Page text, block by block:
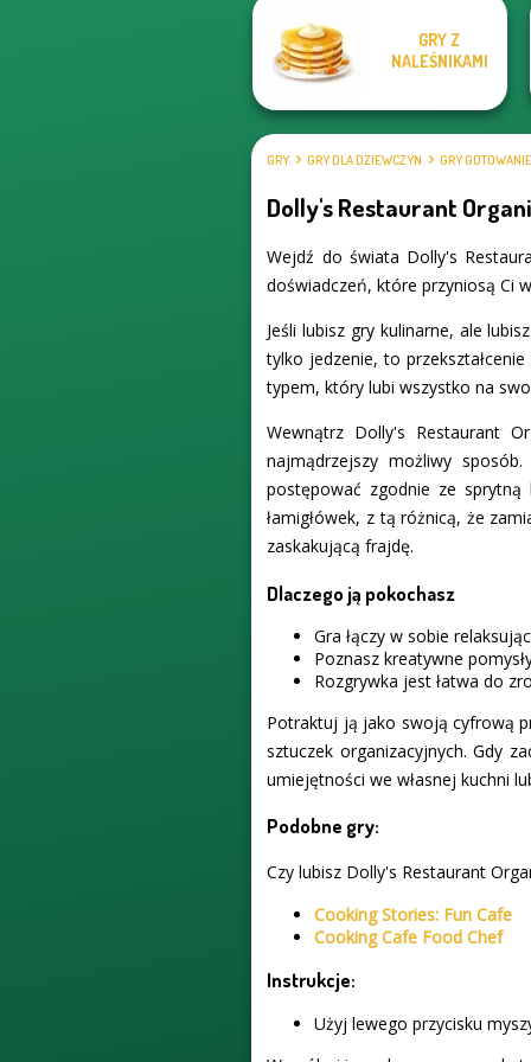
GRY Z
NALEŚNIKAMI
GRY GRY DLA DZIEWCZYN GRY GOTOWANIE
Dolly's Restaurant
Wejdź do świata Dolly's
doświadczeń, które przyniosą Ci
Jeśli lubisz gry kulinarne, ale
tylko jedzenie, to
typem, który lubi wszystko na
Wewnątrz Dolly's Restaurant
najmądrzejszy możliwy
postępować zgodnie ze
łamigłówek, z tą różnicą, że
zaskakującą frajdę.
Dlaczego ją pokochasz
Gra łączy w sobie
Poznasz kreatywne
Rozgrywka jest łatwa do
Potraktuj ją jako swoją cyfrową
sztuczek organizacyjnych. Gdy
umiejętności we własnej kuchni
Podobne gry:
Czy lubisz Dolly's Restaurant
Cooking Stories: Fun Cafe
Cooking Cafe Food Chef
Instrukcje:
Użyj lewego przycisku